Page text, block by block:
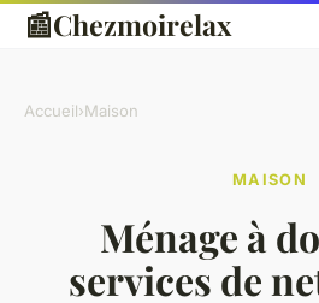
📰Chezmoirelax
Accueil›Maison
MAISON
Ménage à
services de